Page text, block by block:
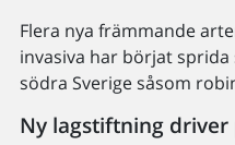
Flera nya främmande
invasiva har börjat
södra Sverige såsom
Ny lagstiftning